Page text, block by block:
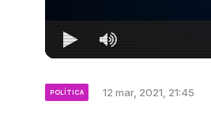
POLÍTICA 12 mar, 2021, 21:45